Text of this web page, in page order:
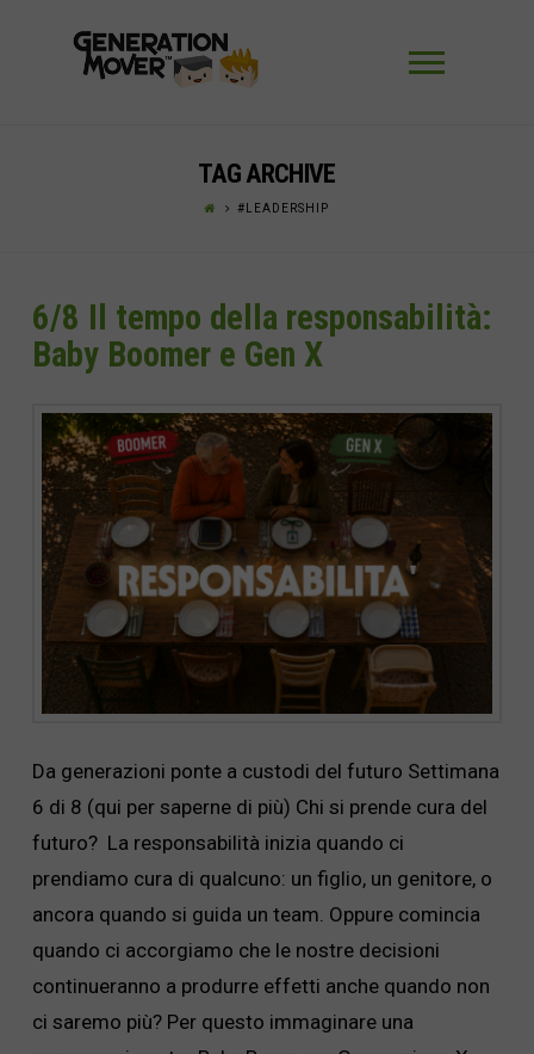
TAG ARCHIVE
#LEADERSHIP
6/8 Il tempo della responsabilità:
Baby Boomer e Gen X
Da generazioni ponte a custodi del futuro Settimana
6 di 8 (qui per saperne di più) Chi si prende cura del
futuro? La responsabilità inizia quando ci
prendiamo cura di qualcuno: un figlio, un genitore, o
ancora quando si guida un team. Oppure comincia
quando ci accorgiamo che le nostre decisioni
continueranno a produrre effetti anche quando non
ci saremo più? Per questo immaginare una